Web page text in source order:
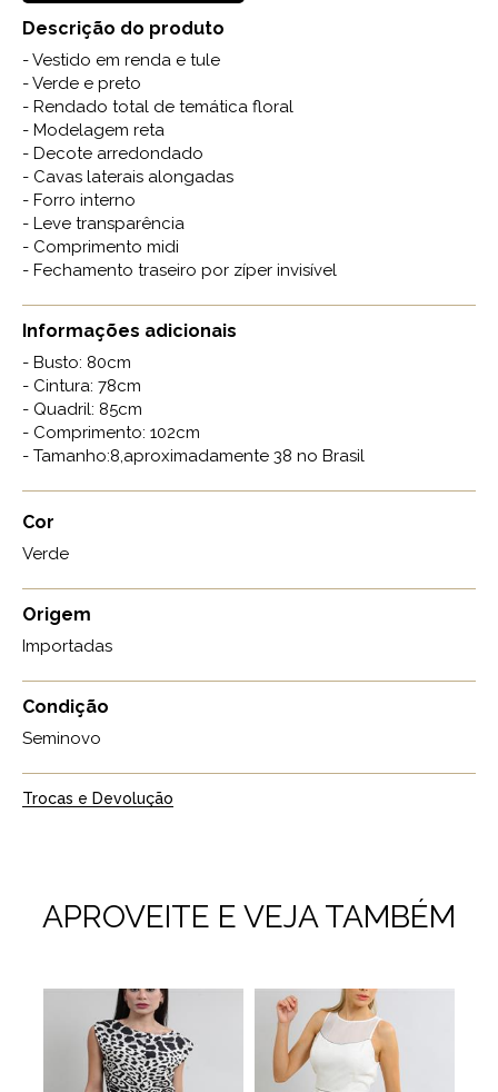
Descrição do produto
- Vestido em renda e tule
- Verde e preto
- Rendado total de temática floral
- Modelagem reta
- Decote arredondado
- Cavas laterais alongadas
- Forro interno
- Leve transparência
- Comprimento midi
- Fechamento traseiro por zíper invisível
Informações adicionais
- Busto: 80cm
- Cintura: 78cm
- Quadril: 85cm
- Comprimento: 102cm
- Tamanho:8,aproximadamente 38 no Brasil
Cor
Verde
Origem
Importadas
Condição
Seminovo
Trocas e Devolução
APROVEITE E VEJA TAMBÉM